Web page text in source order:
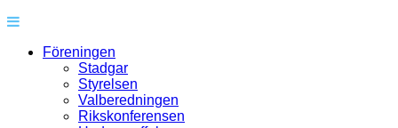
Föreningen
Stadgar
Styrelsen
Valberedningen
Rikskonferensen